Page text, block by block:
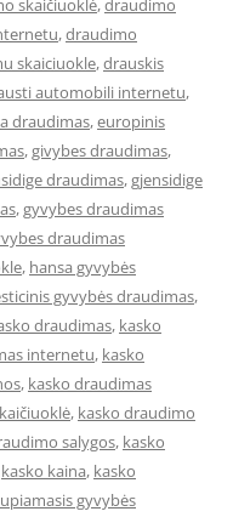
skaičiuoklė,draudimo
,draudimo
skaiciuokle,drauskis
automobili internetu,
draudimas,europinis
,givybes draudimas,
draudimas,gjensidige
,gyvybes draudimas
draudimas
, hansa gyvybės
gyvybės draudimas,
draudimas, kasko
internetu, kasko
, kasko draudimas
, kasko draudimo
salygos, kasko
kasko kaina, kasko
gyvybės